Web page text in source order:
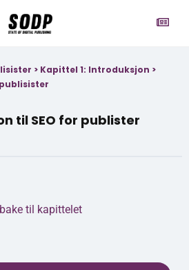
> Kapittel 1: Introduksjon >
til SEO for publister
til kapittelet